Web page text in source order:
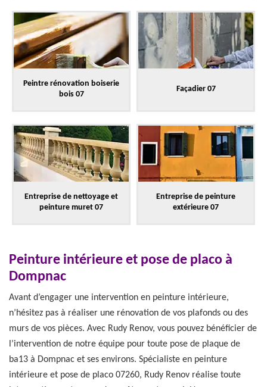
Peintre rénovation boiserie
bois 07
Façadier 07
Entreprise de nettoyage et
peinture muret 07
Entreprise de peinture
extérieure 07
Peinture intérieure et pose de placo à
Dompnac
Avant d’engager une intervention en peinture intérieure,
n’hésitez pas à réaliser une rénovation de vos plafonds ou des
murs de vos pièces. Avec Rudy Renov, vous pouvez bénéficier de
l’intervention de notre équipe pour toute pose de plaque de
ba13 à Dompnac et ses environs. Spécialiste en peinture
intérieure et pose de placo 07260, Rudy Renov réalise toute